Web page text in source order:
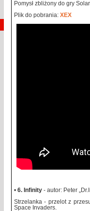
Pomysł zbliżony do gry
Plik do pobrania: XEX
• 6. Infinity - autor: Peter
Strzelanka - przelot z
Space Invaders.